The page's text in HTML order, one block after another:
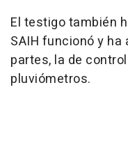
El testigo también
SAIH funcionó y
partes, la de
pluviómetros.